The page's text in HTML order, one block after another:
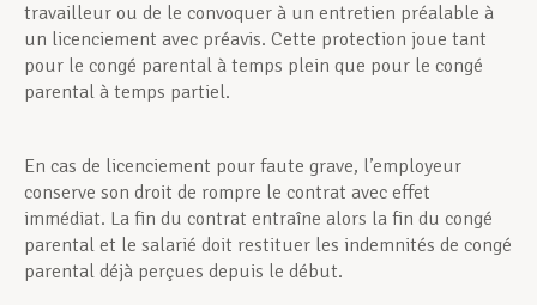
Actualités
travailleur ou de le convoquer à un entretien préalable à
un licenciement avec préavis. Cette protection joue tant
pour le congé parental à temps plein que pour le congé
parental à temps partiel.
En cas de licenciement pour faute grave, l’employeur
conserve son droit de rompre le contrat avec effet
immédiat. La fin du contrat entraîne alors la fin du congé
parental et le salarié doit restituer les indemnités de congé
parental déjà perçues depuis le début.